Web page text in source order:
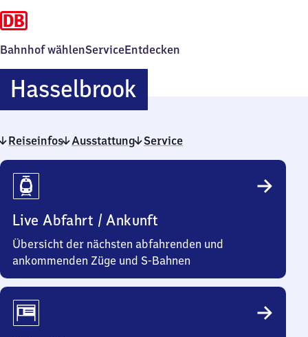
Bahnhof wählenServiceEntdecken
HasselbrookHasselbrook
Reiseinfos Ausstattung Service
Reiseinfos
Live Abfahrt / Ankunft
Übersicht der nächsten abfahrenden und
ankommenden Züge und S-Bahnen